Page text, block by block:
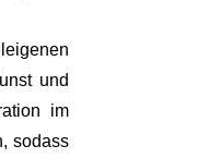
und
im
sodass